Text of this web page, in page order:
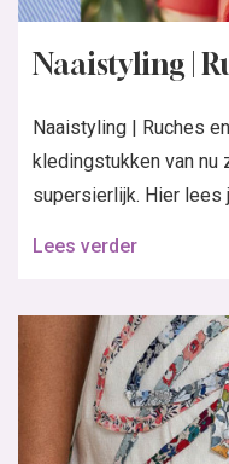
Naaistyling |
Naaistyling | Ruches
kledingstukken van nu
supersierlijk. Hier lees
Lees verder